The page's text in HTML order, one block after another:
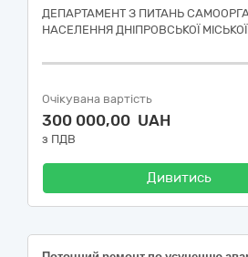
ДЕПАРТАМЕНТ З ПИТАНЬ
НАСЕЛЕННЯ ДНІПРОВСЬКОЇ
Очікувана вартість
300 000,00 UAH
з ПДВ
Дивитись